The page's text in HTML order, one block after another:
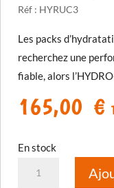
Réf : HYRUC3
Les packs
recherchez une
fiable, alors
165,00 €
En stock
quantité